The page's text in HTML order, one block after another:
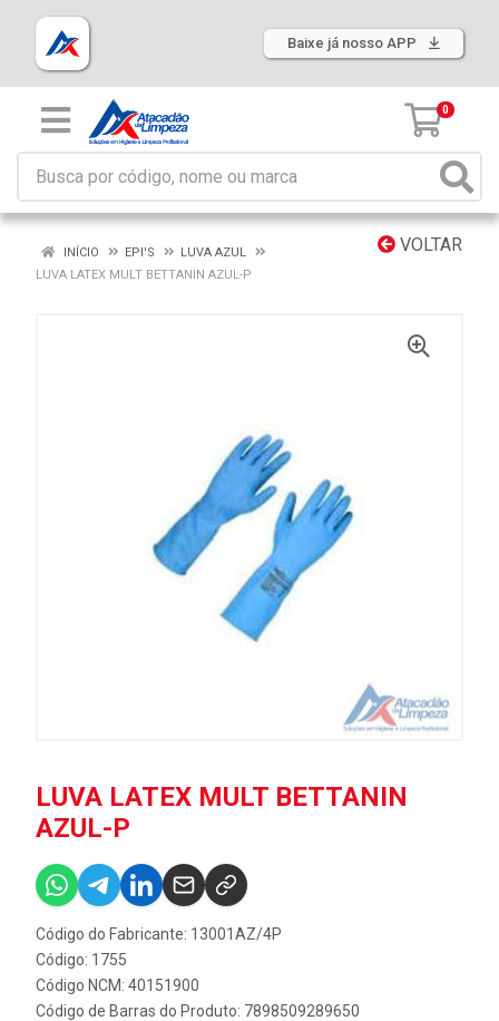
Baixe já nosso APP
0
VOLTAR
INÍCIO EPI'S
LUVA AZUL
LUVA LATEX MULT BETTANIN AZUL-P
LUVA LATEX MULT BETTANIN
AZUL-P
Código do Fabricante: 13001AZ/4P
Código: 1755
Código NCM: 40151900
Código de Barras do Produto: 7898509289650